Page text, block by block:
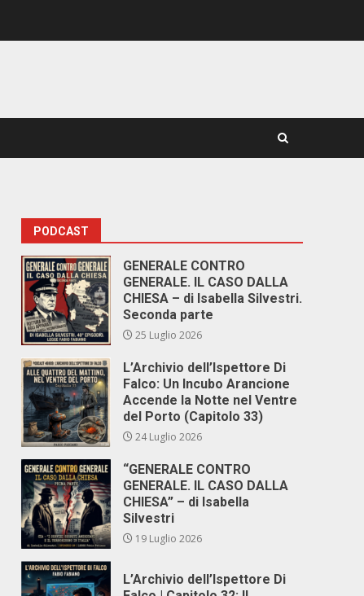
PODCAST
GENERALE CONTRO
GENERALE. IL CASO DALLA
CHIESA – di Isabella Silvestri.
Seconda parte
25 Luglio 2026
L’Archivio dell’Ispettore Di
Falco: Un Incubo Arancione
Accende la Notte nel Ventre
del Porto (Capitolo 33)
24 Luglio 2026
“GENERALE CONTRO
GENERALE. IL CASO DALLA
CHIESA” – di Isabella
Silvestri
19 Luglio 2026
L’Archivio dell’Ispettore Di